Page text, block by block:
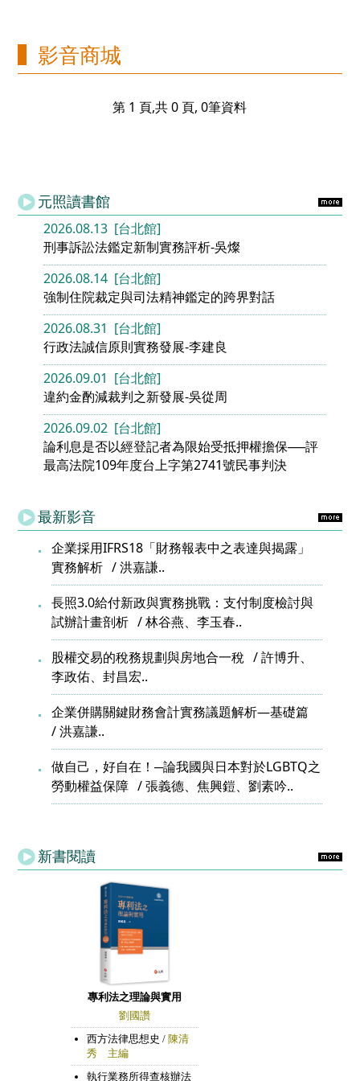
影音商城
第 1 頁,共 0 頁, 0筆資料
元照讀書館
2026.08.13 [台北館]
刑事訴訟法鑑定新制實務評析-吳燦
2026.08.14 [台北館]
強制住院裁定與司法精神鑑定的跨界對話
2026.08.31 [台北館]
行政法誠信原則實務發展-李建良
2026.09.01 [台北館]
違約金酌減裁判之新發展-吳從周
2026.09.02 [台北館]
論利息是否以經登記者為限始受抵押權擔保──評
最高法院109年度台上字第2741號民事判決
最新影音
企業採用IFRS18「財務報表中之表達與揭露」
實務解析
洪嘉謙..
長照3.0給付新政與實務挑戰：支付制度檢討與
試辦計畫剖析
林谷燕、李玉春..
股權交易的稅務規劃與房地合一稅
許博升、
李政佑、封昌宏..
企業併購關鍵財務會計實務議題解析—基礎篇
洪嘉謙..
做自己，好自在！─論我國與日本對於LGBTQ之
勞動權益保障
張義德、焦興鎧、劉素吟..
新書閱讀